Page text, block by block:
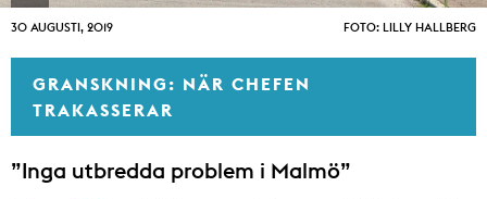
30 AUGUSTI, 2019 FOTO: LILLY HALLBERG
GRANSKNING: NÄR CHEFEN
TRAKASSERAR
”Inga utbredda problem i Malmö”